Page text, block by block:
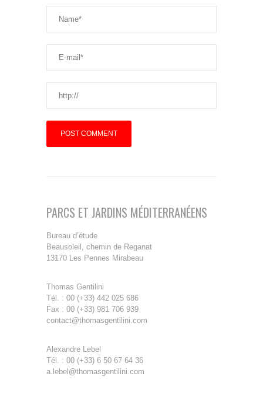
PARCS ET JARDINS MÉDITERRANÉENS
Bureau d’étude
Beausoleil, chemin de Reganat
13170 Les Pennes Mirabeau
Thomas Gentilini
Tél. : 00 (+33) 442 025 686
Fax : 00 (+33) 981 706 939
contact@thomasgentilini.com
Alexandre Lebel
Tél. : 00 (+33) 6 50 67 64 36
a.lebel@thomasgentilini.com